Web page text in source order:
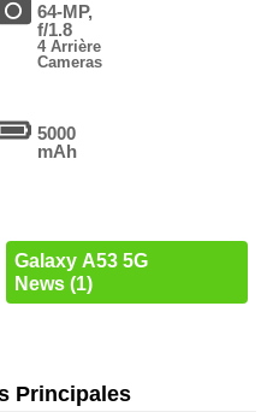
64-MP,
f/1.8
4 Arrière
Cameras
5000
mAh
Galaxy A53 5G
News (1)
Principales